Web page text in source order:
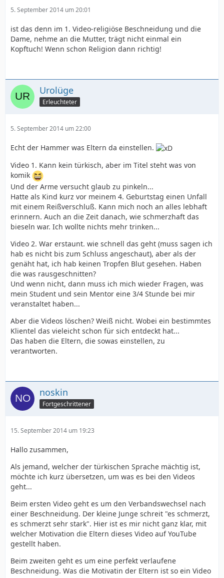
5. September 2014 um 20:01
ist das denn im 1. Video-religiöse Beschneidung und die
Dame, nehme an die Mutter, trägt nicht einmal ein
Kopftuch! Wenn schon Religion dann richtig!
Urolüge
Erleuchteter
5. September 2014 um 22:00
Echt der Hammer was Eltern da einstellen.
Video 1. Kann kein türkisch, aber im Titel steht was von
komik
Und der Arme versucht glaub zu pinkeln...
Hatte als Kind kurz vor meinem 4. Geburtstag einen Unfall
mit einem Reißverschluß. Kann mich noch an alles lebhaft
erinnern. Auch an die Zeit danach, wie schmerzhaft das
bieseln war. Ich wollte nichts mehr trinken...
Video 2. War erstaunt. wie schnell das geht (muss sagen ich
hab es nicht bis zum Schluss angeschaut), aber als der
genäht hat, ich hab keinen Tropfen Blut gesehen. Haben
die was rausgeschnitten?
Und wenn nicht, dann muss ich mich wieder Fragen, was
mein Student und sein Mentor eine 3/4 Stunde bei mir
veranstaltet haben...
Aber die Videos löschen? Weiß nicht. Wobei ein bestimmtes
Klientel das vieleicht schon für sich entdeckt hat...
Das haben die Eltern, die sowas einstellen, zu
verantworten.
noskin
Fortgeschrittener
15. September 2014 um 19:23
Hallo zusammen,
Als jemand, welcher der türkischen Sprache mächtig ist,
möchte ich kurz übersetzen, um was es bei den Videos
geht...
Beim ersten Video geht es um den Verbandswechsel nach
einer Beschneidung. Der kleine Junge schreit "es schmerzt,
es schmerzt sehr stark". Hier ist es mir nicht ganz klar, mit
welcher Motivation die Eltern dieses Video auf YouTube
gestellt haben.
Beim zweiten geht es um eine perfekt verlaufene
Beschneidung. Was die Motivatin der Eltern ist so ein Video